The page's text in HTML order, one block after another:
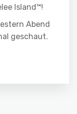
Island™!
Abend
geschaut.